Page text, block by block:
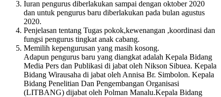
Iuran pengurus diberlakukan sampai dengan oktober 2020
dan untuk pengurus baru diberlakukan pada bulan agustus
2020.
Penjelasan tentang Tugas pokok,kewenangan ,koordinasi dan
fungsi pengurus tingkat anak cabang.
Memilih kepengurusan yang masih kosong.
Adapun pengurus baru yang diangkat adalah Kepala Bidang
Media Pers dan Publikasi di jabat oleh Nikson Sibuea. Kepala
Bidang Wirausaha di jabat oleh Annisa Br. Simbolon. Kepala
Bidang Penelitian Dan Pengembangan Organisasi
(LITBANG) dijabat oleh Polman Manalu.Kepala Bidang